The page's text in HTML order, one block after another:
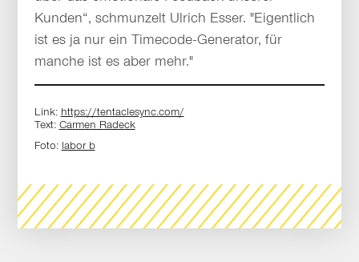
Kunden“, schmunzelt Ulrich Esser. "Eigentlich
ist es ja nur ein Timecode-Generator, für
manche ist es aber mehr."
Link: https://tentaclesync.com/
Text: Carmen Radeck
Foto: labor b